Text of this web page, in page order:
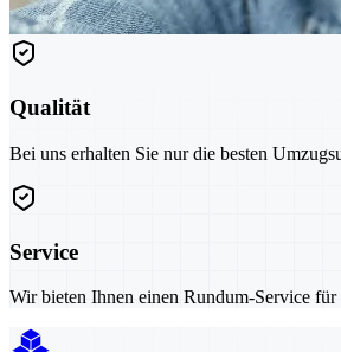
Qualität
Bei uns erhalten Sie nur die besten
Service
Wir bieten Ihnen einen Rundum-Service